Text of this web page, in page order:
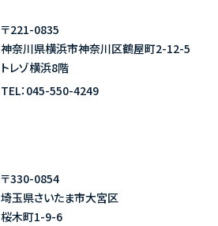
〒221-0835
神奈川県横浜市神奈川区鶴屋町2-12-5
トレゾ横浜8階
TEL： 045-550-4249
〒330-0854
埼玉県さいたま市大宮区
桜木町1-9-6